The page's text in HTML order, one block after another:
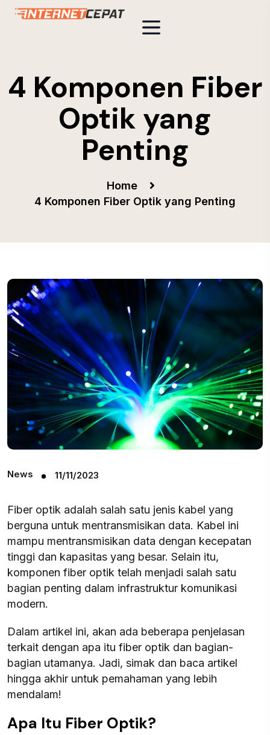
4 Komponen Fiber
Optik yang
Penting
Home
4 Komponen Fiber Optik yang Penting
News 11/11/2023
Fiber optik adalah salah satu jenis kabel yang
berguna untuk mentransmisikan data. Kabel ini
mampu mentransmisikan data dengan kecepatan
tinggi dan kapasitas yang besar. Selain itu,
komponen fiber optik telah menjadi salah satu
bagian penting dalam infrastruktur komunikasi
modern.
Dalam artikel ini, akan ada beberapa penjelasan
terkait dengan apa itu fiber optik dan bagian-
bagian utamanya. Jadi, simak dan baca artikel
hingga akhir untuk pemahaman yang lebih
mendalam!
Apa Itu Fiber Optik?